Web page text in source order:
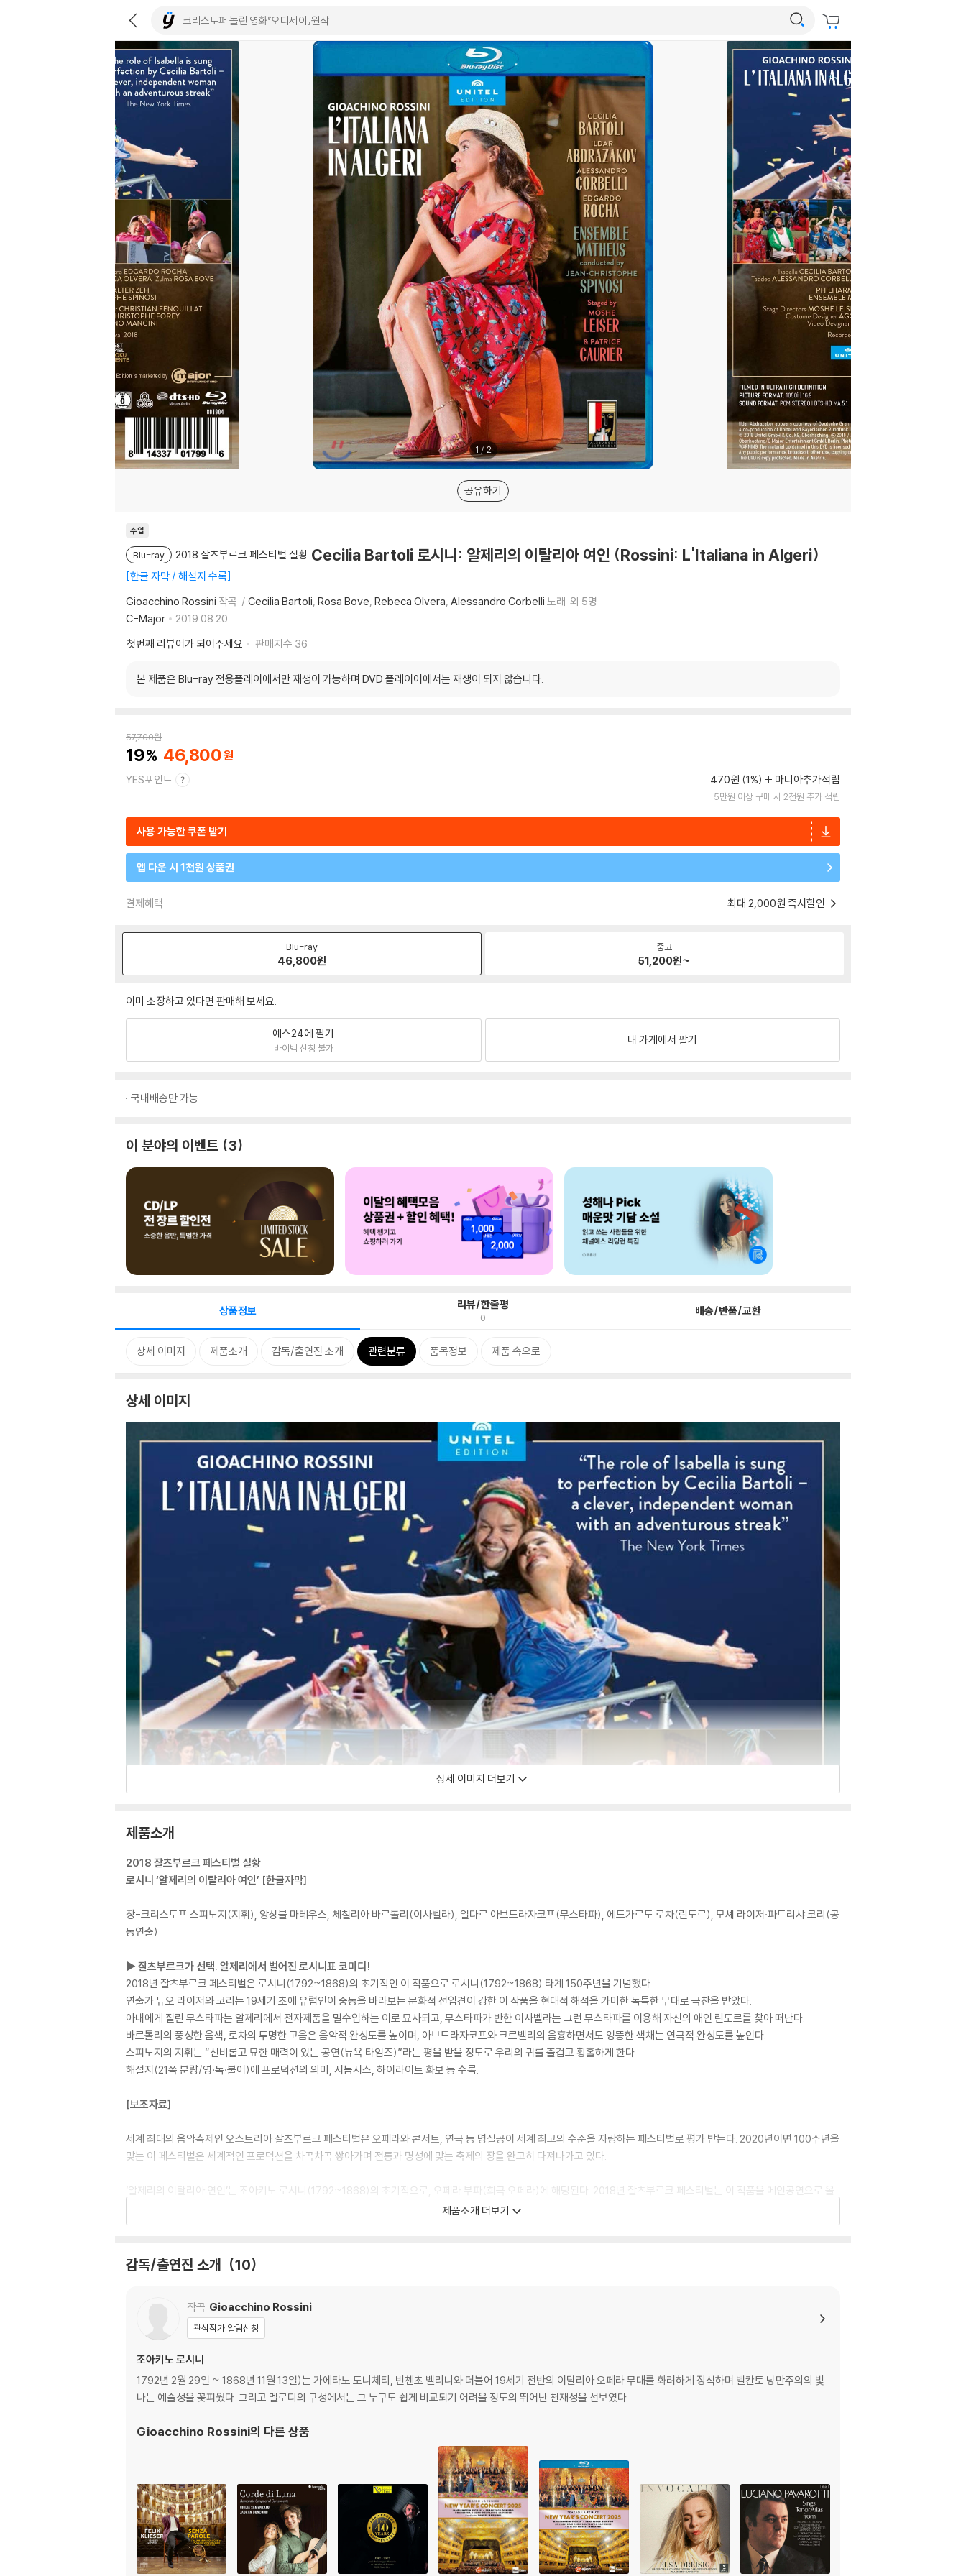
1 / 2
공유하기
수입
Blu-ray 2018 잘츠부르크 페스티벌 실황 Cecilia Bartoli 로시니: 알제리의 이탈리아 여인 (Rossini: L'Italiana in Algeri)
한글 자막 / 해설지 수록
Gioacchino Rossini 작곡 Cecilia Bartoli Rosa Bove Rebeca Olvera Alessandro Corbelli 노래 외 5명
C-Major
2019.08.20.
첫번째 리뷰어가 되어주세요
판매지수 36
본 제품은 Blu-ray 전용플레이에서만 재생이 가능하며 DVD 플레이어에서는 재생이 되지 않습니다.
57,700원
19 46,800
YES포인트 470원 (1%) 마니아추가적립
5만원 이상 구매 시 2천원 추가 적립
사용 가능한 쿠폰 받기
앱 다운 시 1천원 상품권
결제혜택 최대 2,000원 즉시할인
Blu-ray
46,800원
중고
51,200원~
이미 소장하고 있다면 판매해 보세요.
예스24에 팔기
바이백 신청 불가
내 가게에서 팔기
국내배송만 가능
이 분야의 이벤트 3
상품정보 리뷰/한줄평
0 배송/반품/교환
상세 이미지 제품소개 감독/출연진 소개 관련분류 품목정보 제품 속으로
상세 이미지
상세 이미지 더보기
제품소개
2018 잘츠부르크 페스티벌 실황
로시니 ‘알제리의 이탈리아 여인’ [한글자막]
장-크리스토프 스피노지(지휘), 앙상블 마테우스, 체칠리아 바르톨리(이사벨라), 일다르 아브드라자코프(무스타파), 에드가르도 로차(린도르), 모셰 라이저·파트리샤 코리(공
동연출)
▶ 잘츠부르크가 선택. 알제리에서 벌어진 로시니표 코미디!
2018년 잘츠부르크 페스티벌은 로시니(1792~1868)의 초기작인 이 작품으로 로시니(1792~1868) 타계 150주년을 기념했다.
연출가 듀오 라이저와 코리는 19세기 초에 유럽인이 중동을 바라보는 문화적 선입견이 강한 이 작품을 현대적 해석을 가미한 독특한 무대로 극찬을 받았다.
아내에게 질린 무스타파는 알제리에서 전자제품을 밀수입하는 이로 묘사되고, 무스타파가 반한 이사벨라는 그런 무스타파를 이용해 자신의 애인 린도르를 찾아 떠난다.
바르톨리의 풍성한 음색, 로차의 투명한 고음은 음악적 완성도를 높이며, 아브드라자코프와 크르벨리의 음흉하면서도 엉뚱한 색채는 연극적 완성도를 높인다.
스피노지의 지휘는 “신비롭고 묘한 매력이 있는 공연(뉴욕 타임즈)”라는 평을 받을 정도로 우리의 귀를 즐겁고 황홀하게 한다.
해설지(21쪽 분량/영·독·불어)에 프로덕션의 의미, 시놉시스, 하이라이트 화보 등 수록.
[보조자료]
세계 최대의 음악축제인 오스트리아 잘츠부르크 페스티벌은 오페라와 콘서트, 연극 등 명실공이 세계 최고의 수준을 자랑하는 페스티벌로 평가 받는다. 2020년이면 100주년을
맞는 이 페스티벌은 세계적인 프로덕션을 차곡차곡 쌓아가며 전통과 명성에 맞는 축제의 장을 완고히 다져나가고 있다.
‘알제리의 이탈리아 연인’는 조아키노 로시니(1792~1868)의 초기작으로, 오페라 부파(희극 오페라)에 해당된다. 2018년 잘츠부르크 페스티벌는 이 작품을 메인공연으로 올
적 선입견을 반영한 내용에 현대적 해석을 가미하여 문화 감수성을 살린 영리한 연출로 극찬을 받았다. ‘잘츠부르크의 알제리’라 해도 과언이 아닐 정도로 동시대 알제리의 도시
알제리에서 전자 제품을 밀수입하는 갱스터 무스타파(일다르 아브드라자코프)는 아내 엘비라(레베카 올베라)에게 싫증이 나자 그녀를 버린다. 그러곤 이탈리아 여인과의 사랑
을 이루고자 한다. 때마침 연인 린도르(에드가르도 로차)를 찾아 이탈리아에서 여행 온 이사벨라(체칠리아 바르톨리)가 타고 온 배가 난파된다. 그녀가 잠시 알제리에 머무는 동
는 그를 유혹해 방법을 찾는다.
주연부터 조연까지 강렬한 캐릭터들이 살아 숨 쉬는 이번 무대는 연출진과 출연진 간의 각별한 친밀함이 눈에 띈다. 타이틀롤에 해당하는 이사벨라 역의 바르톨리는 풍성한 음색
며, 음흉하면서도 엉뚱한 마초 무스타파 역의 아브드라자코프와 타데오 역의 크르벨리는 관객들의 웃음을 책임진다.
지휘를 맡은 스피노지의 연주는 “신비롭고 묘한 매력이 있는 공연(뉴욕 타임즈)”이라는 호평을 받은 바 있다.
해설지(21쪽 분량/영·독·불어)에는 프로덕션의 의미, 시놉시스, 하이라이트 화보 등이 실려 있다.
DVD/ Blu-ray 구매시 참고 사항 안내드립니다.
※ 4K블루레이, 3D 블루레이 재생 관련 안내
제품소개 더보기
감독/출연진 소개 10
작곡 Gioacchino Rossini
관심작가 알림신청
조아키노 로시니
1792년 2월 29일 ~ 1868년 11월 13일)는 가에타노 도니체티, 빈첸초 벨리니와 더불어 19세기 전반의 이탈리아 오페라 무대를 화려하게 장식하며 벨칸토 낭만주의의 빛
나는 예술성을 꽃피웠다. 그리고 멜로디의 구성에서는 그 누구도 쉽게 비교되기 어려울 정도의 뛰어난 천재성을 선보였다.
Gioacchino Rossini의 다른 상품